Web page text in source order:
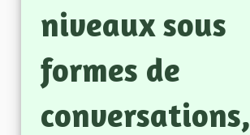
niveaux sous
formes de
conversations,